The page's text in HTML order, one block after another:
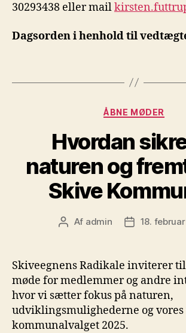
30293438 eller mail
Dagsorden i henhold til
Kategorier
ÅBNE MØDER
Hvordan
naturen og
Skive
Indlægsforfatter
Af admin Indlægsdato
18.
Skiveegnens Radikale inviterer
møde for medlemmer og andre
hvor vi sætter fokus på naturen,
udviklingsmulighederne og vores
kommunalvalget 2025.